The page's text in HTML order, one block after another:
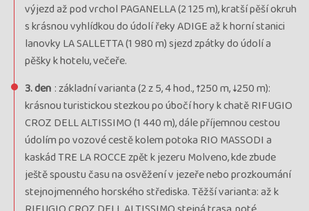
výjezd až pod vrchol PAGANELLA (2 125 m), kratší pěší okruh
s krásnou vyhlídkou do údolí řeky ADIGE až k horní stanici
lanovky LA SALLETTA (1 980 m) sjezd zpátky do údolí a
pěšky k hotelu, večeře.
3. den : základní varianta (2 z 5, 4 hod., ↑250 m, ↓250 m):
krásnou turistickou stezkou po úbočí hory k chatě RIFUGIO
CROZ DELL ALTISSIMO (1 440 m), dále příjemnou cestou
údolím po vozové cestě kolem potoka RIO MASSODI a
kaskád TRE LA ROCCE zpět k jezeru Molveno, kde zbude
ještě spoustu času na osvěžení v jezeře nebo prozkoumání
stejnojmenného horského střediska. Těžší varianta: až k